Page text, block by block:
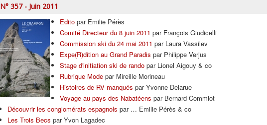
N° 357 - Juin 2011
Edito par Emilie Pérès
Comité Directeur du 8 juin 2011 par François Giudicelli
Commission ski du 24 mai 2011 par Laura Vassilev
Expe(R)dition au Grand Paradis par Philippe Verjus
Stage d'initiation ski de rando par Lionel Aigouy & co
Rubrique Mode par Mireille Morineau
Histoires de RV manqués par Yvonne Delarue
Voyage au pays des Nabatéens par Bernard Commiot
Découvrir les conglomérats espagnols par … Emilie Pérès & co
Les Trois Becs par Yvon Lagadec